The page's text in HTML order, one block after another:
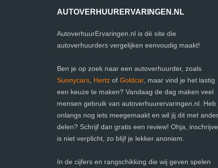
AUTOVERHUURERVARINGEN.NL
AutoverhuurErvaringen.nl is dé site die
autoverhuurders vergelijken eenvoudig maakt!
Ben je op zoek naar een autoverhuurder, zoals
Sunnycars Hertz of Goldcar, maar vind je het lastig
een keuze te maken? Vandaag de dag maken veel
mensen gebruik van autoverhuurervaringen.nl. Heb
onlangs nog iets meegemaakt en wil jij dit met
delen? Schrijf dan gratis een review! Ohja,
is niet verplicht, zo blijf je lekker anoniem.
In de cijfers en rangschikking die wij geven spelen